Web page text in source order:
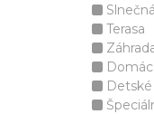
Terasa